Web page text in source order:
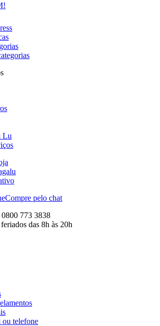
Lu
Compre pelo chat
773 3838
das 8h às 20h
telefone